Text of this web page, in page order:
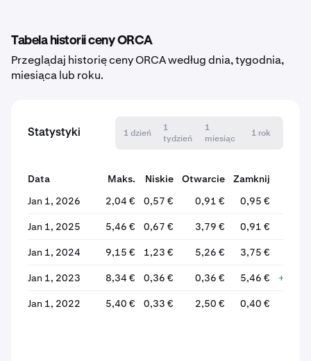
Tabela historii ceny ORCA
Przeglądaj historię ceny ORCA według dnia, tygodnia,
miesiąca lub roku.
Statystyki 1 dzień
1
tydzień
1
miesiąc
1 rok
Data Maks. Niskie Otwarcie Zamknij
Jan 1, 2026
2,04 € 0,57 € 0,91 € 0,95 €
Jan 1, 2025 5,46 € 0,67 € 3,79 € 0,91 €
Jan 1, 2024 9,15 € 1,23 € 5,26 € 3,75 €
Jan 1, 2023 8,34 € 0,36 € 0,36 € 5,46 €
Jan 1, 2022 5,40 € 0,33 € 2,50 € 0,40 €